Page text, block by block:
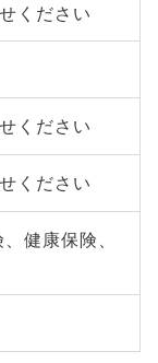
ください
ください
ください
健康保険、